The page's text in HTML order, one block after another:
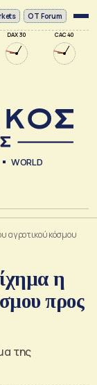
DAX 30 CAC 40
OT Forum
WORLD
αγροτικού κόσμου
η
προς
της